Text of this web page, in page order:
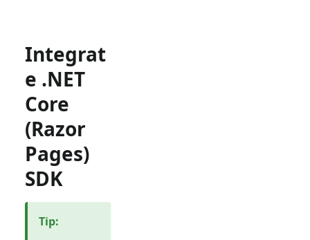
Integrat
e .NET
Core
(Razor
Pages)
SDK
Tip: